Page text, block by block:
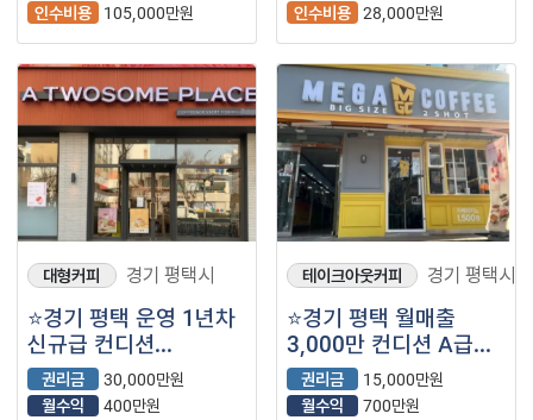
인수비용
105,000만원
인수비용 28,000만원
대형커피 경기 평택시
⭐경기 평택 운영 1년차
신규급 컨디션
투썸플레이스 매장을
소개합니다 ⭐
권리금
30,000만원
월수익
400만원
테이크아웃커피 경기 평택시
⭐경기 평택 월매출
3,000만 컨디션 A급
매장 ＂메가커피＂
입니다 ⭐
권리금
15,000만원
월수익
700만원